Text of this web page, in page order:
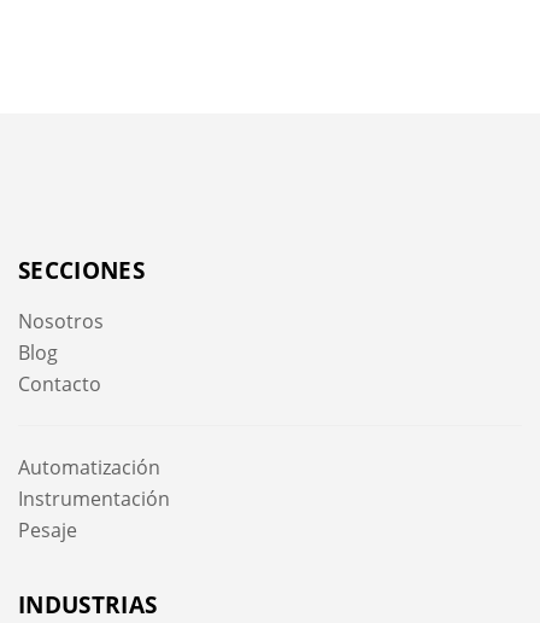
SECCIONES
Nosotros
Blog
Contacto
Automatización
Instrumentación
Pesaje
INDUSTRIAS